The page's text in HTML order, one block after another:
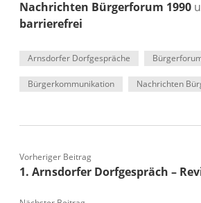
Nachrichten Bürgerforum 1990
barrierefrei
Arnsdorfer Dorfgespräche
Bürgerkommunikation Nachrichten
Vorheriger Beitrag
1. Arnsdorfer Dorfgespräch –